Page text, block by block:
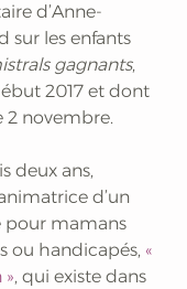
d’Anne-
sur les enfants
gagnants,
2017 et dont
2 novembre.
deux ans,
d’un
pour mamans
ou handicapés, «
, qui existe dans